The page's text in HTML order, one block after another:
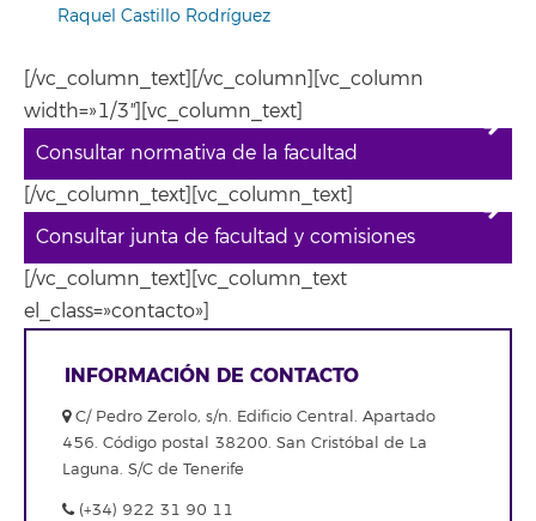
Raquel Castillo Rodríguez
[/vc_column_text][/vc_column][vc_column
width=»1/3″][vc_column_text]
Consultar normativa de la facultad
[/vc_column_text][vc_column_text]
Consultar junta de facultad y comisiones
[/vc_column_text][vc_column_text
el_class=»contacto»]
INFORMACIÓN DE CONTACTO
C/ Pedro Zerolo, s/n. Edificio Central. Apartado
456. Código postal 38200. San Cristóbal de La
Laguna. S/C de Tenerife
(+34) 922 31 90 11